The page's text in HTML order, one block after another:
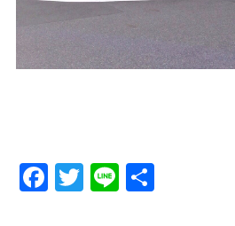
Facebook
Twitter
LineShare